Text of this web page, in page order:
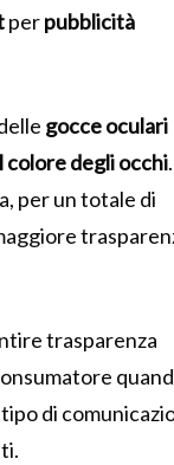
perpubblicità
gocce oculari
colore degli occhi.
per un totale di
trasparenza
di